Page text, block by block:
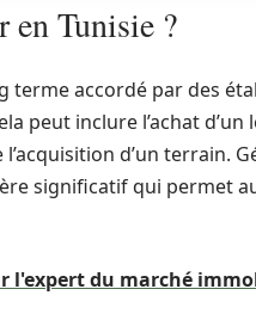
en Tunisie ?
terme accordé par des
peut inclure l’achat d’un
d’un terrain.
significatif qui permet
l'expert du marché